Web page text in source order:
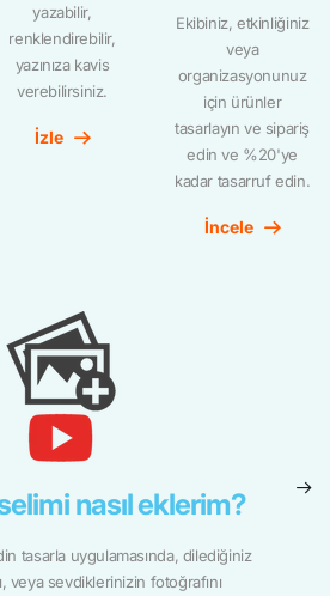
yazabilir,
renklendirebilir,
yazınıza kavis
verebilirsiniz.
İzle
Ekibiniz, etkinliğiniz
veya
organizasyonunuz
için ürünler
tasarlayın ve sipariş
edin ve %20'ye
kadar tasarruf edin.
İncele
nasıl eklerim?
tasarla uygulamasında, dilediğiniz
veya sevdiklerinizin fotoğrafını